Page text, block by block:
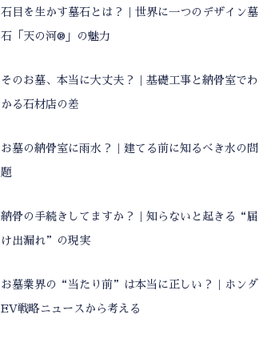
石目を生かす墓石とは？｜世界に一つのデザイン墓
石「天の河®」の魅力
そのお墓、本当に大丈夫？｜基礎工事と納骨室でわ
かる石材店の差
お墓の納骨室に雨水？｜建てる前に知るべき水の問
題
納骨の手続きしてますか？｜知らないと起きる“届
け出漏れ”の現実
お墓業界の“当たり前”は本当に正しい？｜ホンダ
EV戦略ニュースから考える